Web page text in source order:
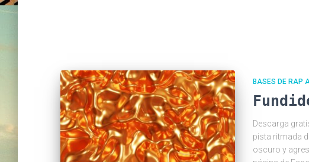
BASES DE RAP
Descarga
pista ritmada
oscuro y